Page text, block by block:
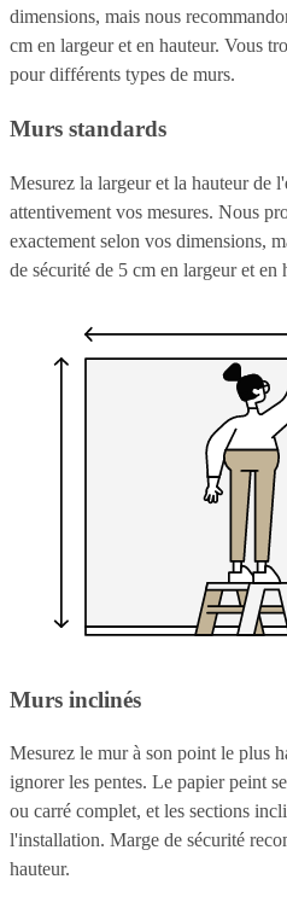
dimensions, mais nous
cm en largeur et en hauteur. Vous
pour différents types de murs.
Murs standards
Mesurez la largeur et la hauteur de
attentivement vos mesures. Nous
exactement selon vos dimensions,
de sécurité de 5 cm en largeur et en
Murs inclinés
Mesurez le mur à son point le plus
ignorer les pentes. Le papier peint
ou carré complet, et les sections
l'installation. Marge de sécurité
hauteur.